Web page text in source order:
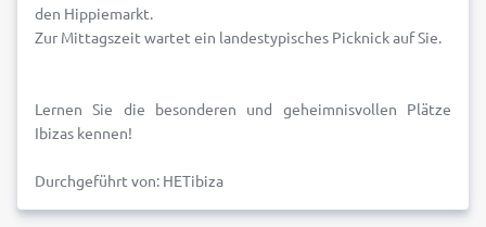
den Hippiemarkt.
Zur Mittagszeit wartet ein landestypisches Picknick auf Sie.
Lernen Sie die besonderen und geheimnisvollen Plätze
Ibizas kennen!
Durchgeführt von: HETibiza